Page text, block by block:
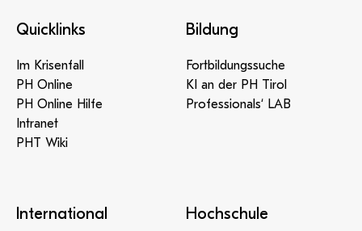
Quicklinks
Im Krisenfall
PH Online
PH Online Hilfe
Intranet
PHT Wiki
Bildung
Fortbildungssuche
KI an der PH Tirol
Professionals‘ LAB
International Hochschule